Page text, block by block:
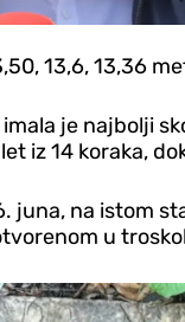
13,6, 13,36
je najbolji
iz 14 koraka,
juna, na istom
u